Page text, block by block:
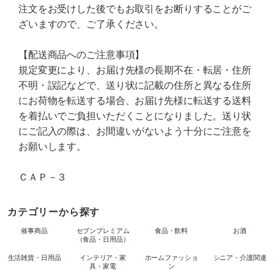
注文をお受けした後でもお取引をお断りすることがご
ざいますので、ご了承ください。
【配送商品へのご注意事項】
規定変更により、お届け先様の長期不在・転居・住所
不明・誤記などで、送り状に記載の住所と異なる住所
にお荷物を転送する場合、お届け先様に転送する送料
を着払いでご負担いただくことになりました。送り状
にご記入の際は、お間違いがないよう十分にご注意を
お願いします。
ＣＡＰ－３
カテゴリーから探す
催事商品
セブンプレミアム
（食品・日用品）
食品・飲料 お酒
生活雑貨・日用品
インテリア・家
具・家電
ホームファッショ
ン
シニア・介護関連